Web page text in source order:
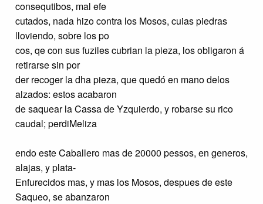
consequtibos, mal efe
cutados, nada hizo contra los Mosos, cuias piedras
lloviendo, sobre los po
cos, qe con sus fuziles cubrian la pieza, los obligaron á
retirarse sin por
der recoger la dha pieza, que quedó en mano delos
alzados: estos acabaron
de saquear la Cassa de Yzquierdo, y robarse su rico
caudal; perdiMeliza
endo este Caballero mas de 20000 pessos, en generos,
alajas, y plata-
Enfurecidos mas, y mas los Mosos, despues de este
Saqueo, se abanzaron